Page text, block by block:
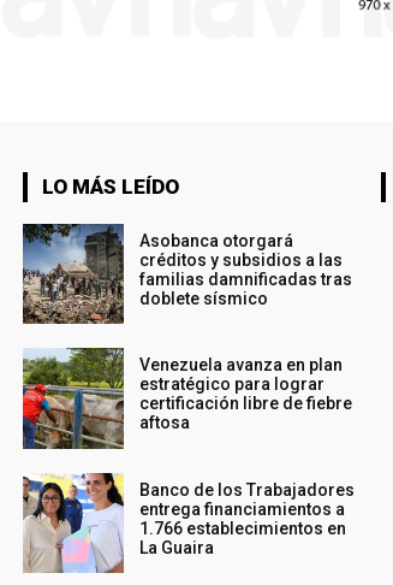
LO MÁS LEÍDO
Asobanca otorgará
créditos y subsidios a las
familias damnificadas tras
doblete sísmico
Venezuela avanza en plan
estratégico para lograr
certificación libre de fiebre
aftosa
Banco de los Trabajadores
entrega financiamientos a
1.766 establecimientos en
La Guaira